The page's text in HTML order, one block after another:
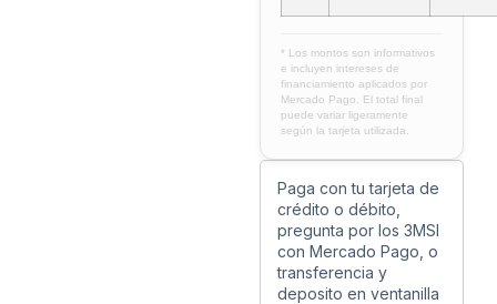
* Los montos son informativos
e incluyen intereses de
financiamiento aplicados por
Mercado Pago. El total final
puede variar ligeramente
según la tarjeta utilizada.
Paga con tu tarjeta de
crédito o débito,
pregunta por los 3MSI
con Mercado Pago, o
transferencia y
deposito en ventanilla